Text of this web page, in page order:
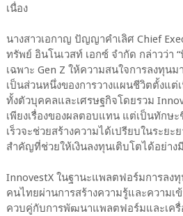
เนื่อง
นางสาวเอกาญ ปัญญาคำเลิศ Chief
ทรัพย์ อินโนเวสท์ เอกซ์ จำกัด กล่าวว่า
เฉพาะ Gen Z ให้ความสนใจการลงทุนม
เป็นส่วนหนึ่งของการวางแผนชีวิตตั้งแ
ทั้งตัวบุคคลและเศรษฐกิจโดยรวม
เพียงเรื่องของผลตอบแทน แต่เป็นทักษ
เร็วจะช่วยสร้างความได้เปรียบในระยะย
สำคัญที่ช่วยให้เงินลงทุนเติบโตได้อย่าง
InnovestX ในฐานะแพลตฟอร์มการลง
คนไทยผ่านการสร้างความรู้และความเ
ควบคู่กับการพัฒนาแพลตฟอร์มและเครื่